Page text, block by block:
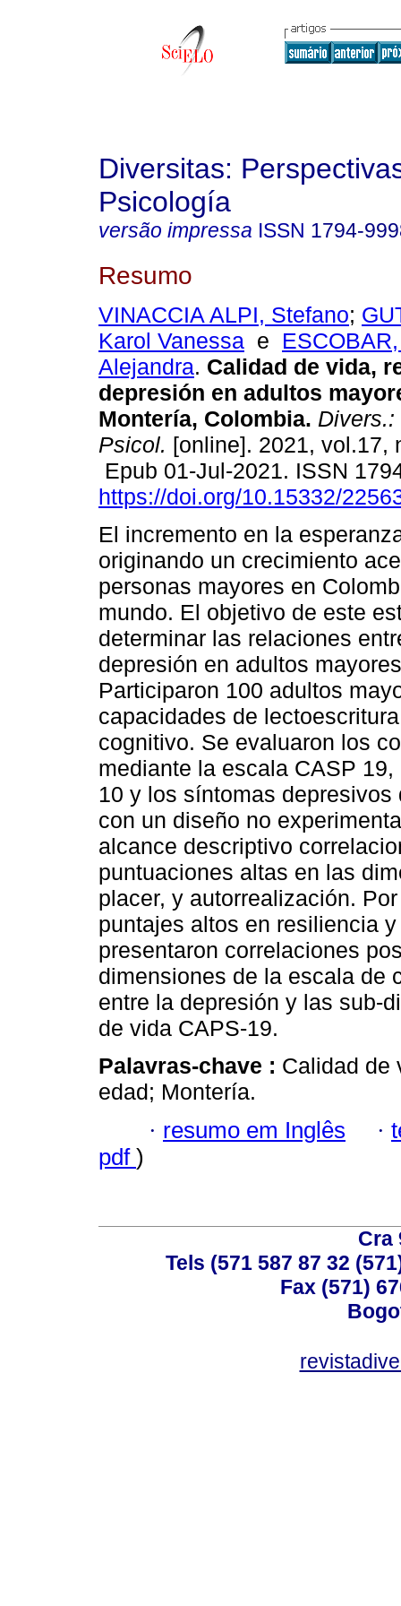
Diversitas:
Psicología
versão impressa ISSN 1794-
Resumo
VINACCIA ALPI, Stefano;
Karol Vanessa e
Alejandra. Calidad de vida,
depresión en adultos
Montería, Colombia.
Psicol. [online]. 2021, vol.17,
Epub 01-Jul-2021. ISSN
https://doi.org/10.15332/
El incremento en la
originando un crecimiento
personas mayores en
mundo. El objetivo de este
determinar las relaciones
depresión en adultos
Participaron 100 adultos
capacidades de
cognitivo. Se evaluaron los
mediante la escala CASP
10 y los síntomas
con un diseño no
alcance descriptivo
puntuaciones altas en las
placer, y autorrealización.
puntajes altos en resiliencia
presentaron correlaciones
dimensiones de la escala de
entre la depresión y las sub-
de vida CAPS-19.
Palavras-chave : Calidad de
edad; Montería.
· resumo em Inglês ·
pdf )
Cra
Tels (571 587 87 32
Fax (571)